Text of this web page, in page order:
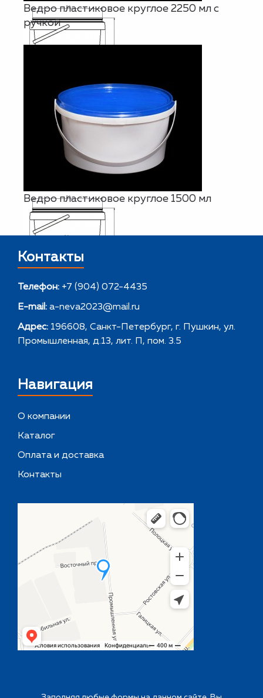
Ведро пластиковое круглое 2250 мл с
ручкой
Ведро пластиковое круглое 1500 мл
Контакты
Телефон: +7 (904) 072-4435
E-mail: a-neva2023@mail.ru
Адрес: 196608, Санкт-Петербург, г. Пушкин, ул.
Промышленная, д.13, лит. П, пом. 3.5
Навигация
О компании
Каталог
Оплата и доставка
Контакты